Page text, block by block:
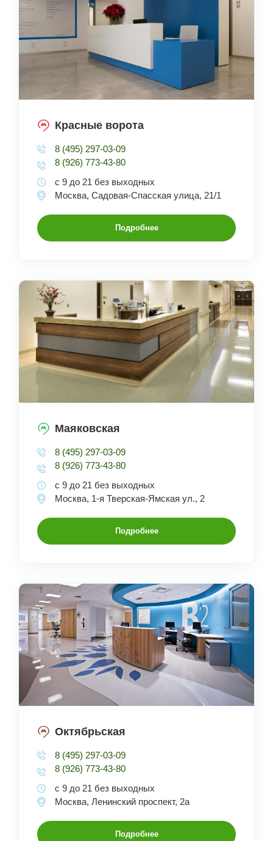
Красные ворота
8 (495) 297-03-09
8 (926) 773-43-80
с 9 до 21 без выходных
Москва, Садовая-Спасская улица, 21/1
Подробнее
Маяковская
8 (495) 297-03-09
8 (926) 773-43-80
с 9 до 21 без выходных
Москва, 1-я Тверская-Ямская ул., 2
Подробнее
Октябрьская
8 (495) 297-03-09
8 (926) 773-43-80
с 9 до 21 без выходных
Москва, Ленинский проспект, 2а
Подробнее